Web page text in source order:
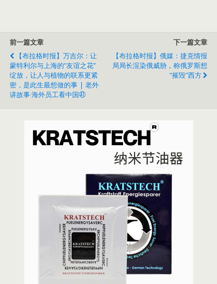
前一篇文章
【布拉格时报】万吉尔：让
蒙特利尔与上海的“友谊之花”
绽放，让人与植物的联系更紧
密，是此生最想做的事 | 老外
讲故事·海外员工看中国㊶
下一篇文章
【布拉格时报】俄媒：捷克情报
局局长渲染俄威胁，称俄罗斯想
“摧毁”西方